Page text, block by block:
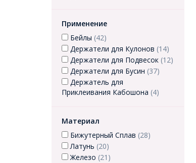
Применение
Бейлы (42)
Держатели для Кулонов (14)
Держатели для Подвесок (12)
Держатели для Бусин (37)
Держатель для
Приклеивания Кабошона (4)
Материал
Бижутерный Сплав (28)
Латунь (20)
Железо (21)